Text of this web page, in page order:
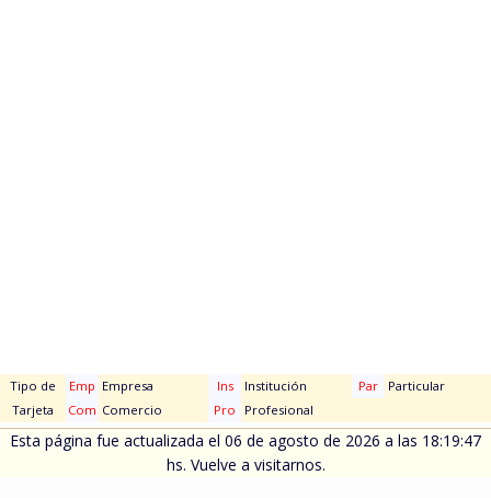
Tipo de
Tarjeta
Emp Empresa Ins Institución Par
Particular
Com Comercio Pro Profesional
Esta página fue actualizada el 06 de agosto de 2026 a las 18:19:47
hs. Vuelve a visitarnos.